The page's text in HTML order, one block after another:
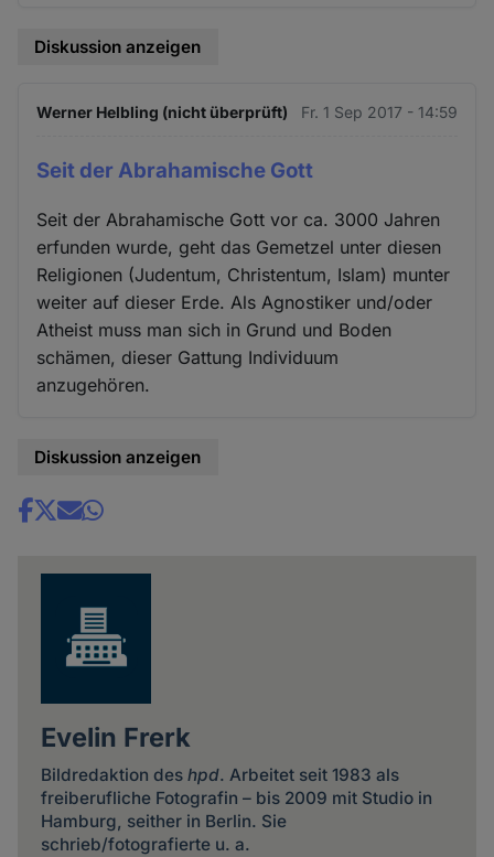
Diskussion anzeigen
Werner Helbling (nicht überprüft) Fr. 1 Sep 2017 - 14:59
Seit der Abrahamische Gott
Seit der Abrahamische Gott vor ca. 3000 Jahren
erfunden wurde, geht das Gemetzel unter diesen
Religionen (Judentum, Christentum, Islam) munter
weiter auf dieser Erde. Als Agnostiker und/oder
Atheist muss man sich in Grund und Boden
schämen, dieser Gattung Individuum
anzugehören.
Diskussion anzeigen
Share
Evelin Frerk
Bildredaktion des hpd. Arbeitet seit 1983 als
freiberufliche Fotografin – bis 2009 mit Studio in
Hamburg, seither in Berlin. Sie
schrieb/fotografierte u. a.